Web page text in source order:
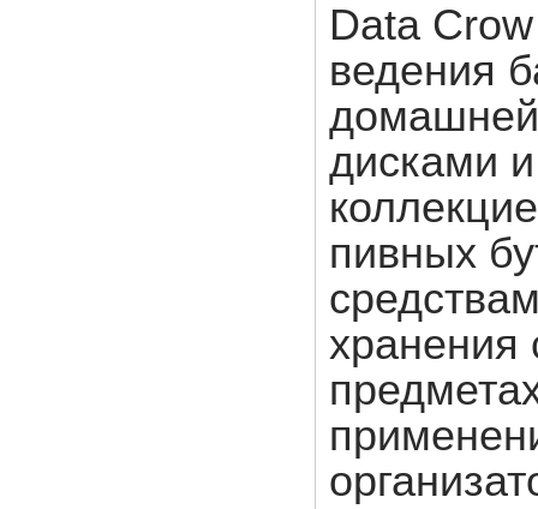
Data
ведения
домашней
дисками
пивных
хранения